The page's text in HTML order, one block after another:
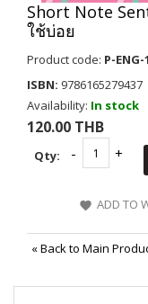
Short Note
ใช้บ่อย
Product code: P-ENG-
ISBN: 9786165279437
Availability: In stock
120.00 THB
Qty:
ADD TO
«Back to Main